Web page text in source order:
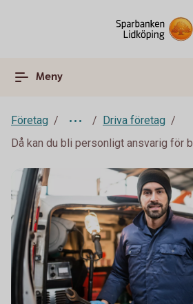
Meny
Företag
Driva företag
Då kan du bli personligt ansvarig för